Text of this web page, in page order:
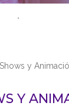
Shows y
Y